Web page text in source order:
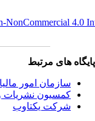
NonCommercial 4.0
های مرتبط
سازمان امور
کمسیون نشریات
شرکت یکتاوب